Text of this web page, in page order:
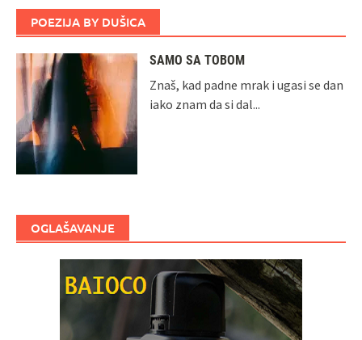
POEZIJA BY DUŠICA
SAMO SA TOBOM
Znaš, kad padne mrak i ugasi se dan
iako znam da si dal...
OGLAŠAVANJE